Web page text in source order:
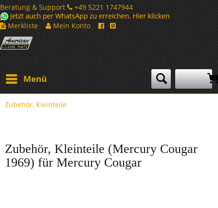
Beratung & Support
+49 5221 1747944
Merkliste
Mein Konto
Menü
Zubehör, Kleinteile
Zubehör, Kleinteile (Mercury Cougar
1969) für Mercury Cougar